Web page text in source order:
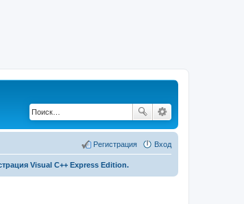
Вход
Регистрация
Visual C++ Express Edition.